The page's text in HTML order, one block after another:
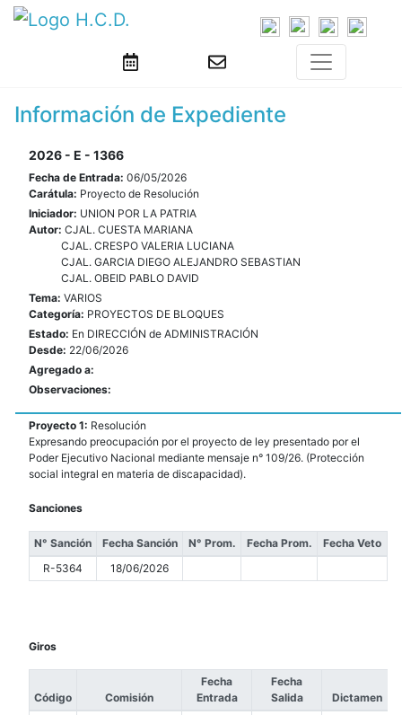
Información de Expediente
2026 - E - 1366
Fecha de Entrada: 06/05/2026
Carátula: Proyecto de Resolución
Iniciador: UNION POR LA PATRIA
Autor: CJAL. CUESTA MARIANA
CJAL. CRESPO VALERIA LUCIANA
CJAL. GARCIA DIEGO ALEJANDRO SEBASTIAN
CJAL. OBEID PABLO DAVID
Tema: VARIOS
Categoría: PROYECTOS DE BLOQUES
Estado: En DIRECCIÓN de ADMINISTRACIÓN
Desde: 22/06/2026
Agregado a:
Observaciones:
Proyecto 1: Resolución
Expresando preocupación por el proyecto de ley presentado por el
Poder Ejecutivo Nacional mediante mensaje n° 109/26. (Protección
social integral en materia de discapacidad).
Sanciones
N° Sanción Fecha Sanción N° Prom. Fecha Prom.
Fecha Veto
R-5364
18/06/2026
Giros
Código Comisión
Fecha
Entrada
Fecha
Salida
Dictamen